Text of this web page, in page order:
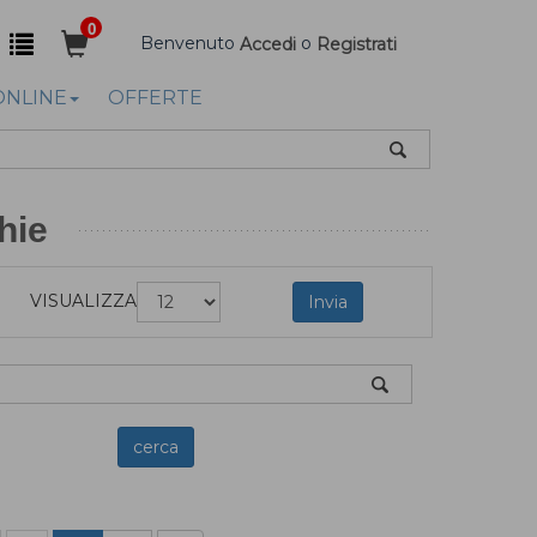
Benvenuto Accedi o Registrati
0
OFFERTE
VISUALIZZA